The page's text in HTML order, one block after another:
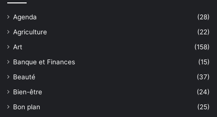
Agenda
(28)
Agriculture
(22)
Art
(158)
Banque et Finances
(15)
Beauté
(37)
Bien-être
(24)
Bon plan
(25)